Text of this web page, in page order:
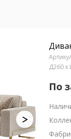
Д260 x
По